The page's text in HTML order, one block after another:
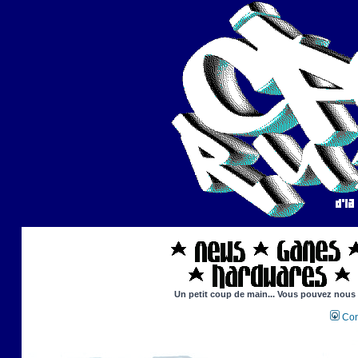
Un petit coup de main... Vous pouvez